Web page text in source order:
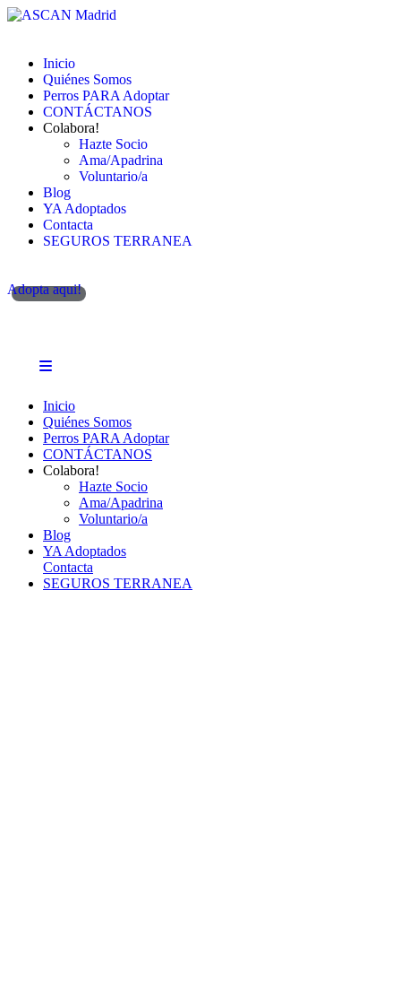
Inicio
Quiénes Somos
Perros PARA Adoptar
CONTÁCTANOS
Colabora!
Hazte Socio
Ama/Apadrina
Voluntario/a
Blog
YA Adoptados
Contacta
SEGUROS TERRANEA
Adopta aqui!
Inicio
Quiénes Somos
Perros PARA Adoptar
CONTÁCTANOS
Colabora!
Hazte Socio
Ama/Apadrina
Voluntario/a
Blog
YA Adoptados
Contacta
SEGUROS TERRANEA